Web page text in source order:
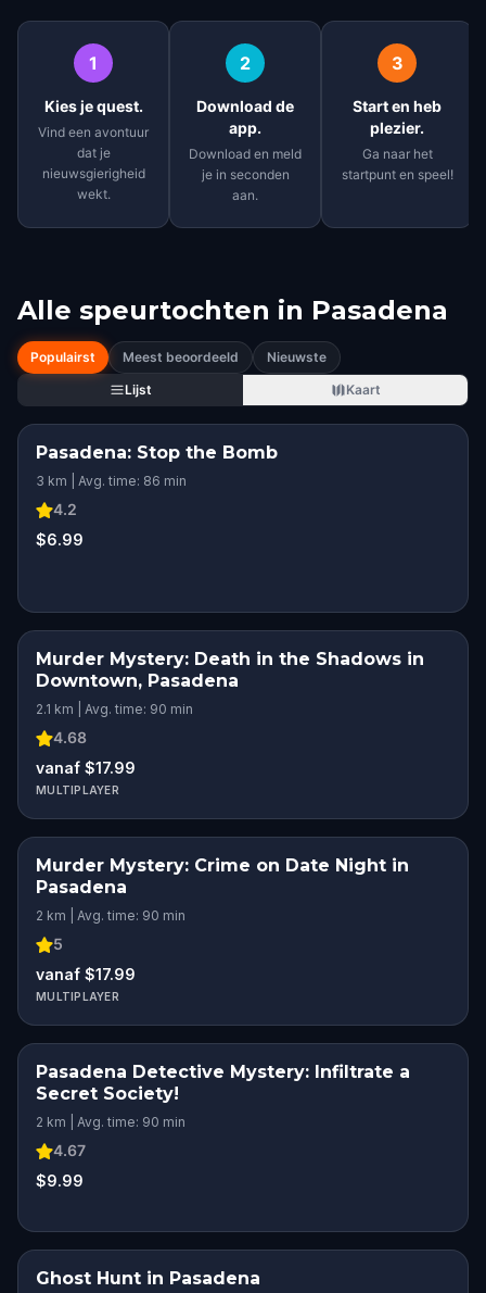
1
Kies je quest.
Vind een avontuur
dat je
nieuwsgierigheid
wekt.
2
Download de
app.
Download en meld
je in seconden
aan.
3
Start en heb
plezier.
Ga naar het
startpunt en speel!
Alle speurtochten in Pasadena
Populairst Meest beoordeeld
Nieuwste
Lijst
Kaart
Pasadena: Stop the Bomb
3 km | Avg. time: 86 min
4.2
$6.99
Murder Mystery: Death in the Shadows in
Downtown, Pasadena
2.1 km | Avg. time: 90 min
4.68
vanaf $17.99
MULTIPLAYER
Murder Mystery: Crime on Date Night in
Pasadena
2 km | Avg. time: 90 min
5
vanaf $17.99
MULTIPLAYER
Pasadena Detective Mystery: Infiltrate a
Secret Society!
2 km | Avg. time: 90 min
4.67
$9.99
Ghost Hunt in Pasadena